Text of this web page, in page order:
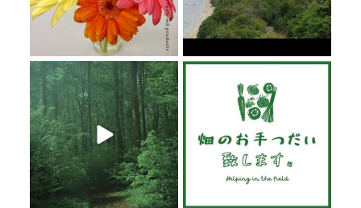
6月 20
6月 19